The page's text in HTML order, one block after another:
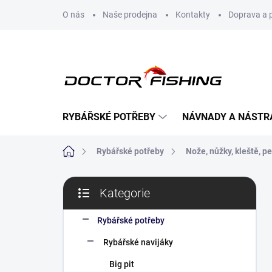
O nás Naše prodejna Kontakty Doprava a
RYBÁŘSKÉ POTŘEBY NÁVNADY A
Domů Rybářské potřeby Nože, nůžky, kleště,
P
s
kategorie
Kategorie
Rybářské potřeby
Rybářské navijáky
Big pit